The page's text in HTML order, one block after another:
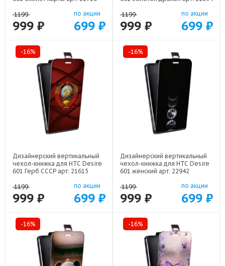
1199
999 ₽
по акции
699 ₽
1199
999 ₽
по акции
699 ₽
-16%
Дизайнерский вертикальный
чехол-книжка для HTC Desire
601 Герб СССР арт: 21615
1199
999 ₽
по акции
699 ₽
-16%
Дизайнерский вертикальный
чехол-книжка для HTC Desire
601 женский арт: 22942
1199
999 ₽
по акции
699 ₽
-16% -16%